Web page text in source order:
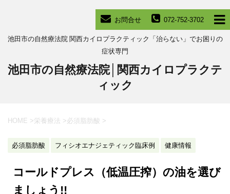
072-752-3702
お問合せ
池田市の自然療法院 関西カイロプラクティック「治らない」でお困りの
症状専門
池田市の自然療法院│関西カイロプラクテ
ィック
HOME >栄養療法 >必須脂肪酸 >
必須脂肪酸 フィシオエナジェティック臨床例 健康情報
コールドプレス（低温圧搾）の油を選び
ましょう!!